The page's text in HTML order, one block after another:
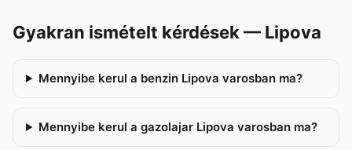
Gyakran ismételt kérdések — Lipova
Mennyibe kerul a benzin Lipova varosban ma?
Mennyibe kerul a gazolajar Lipova varosban ma?